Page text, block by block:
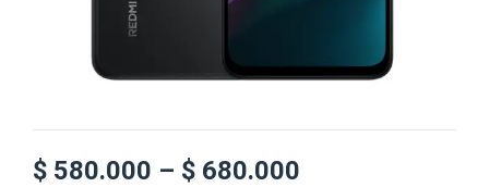
$ 580.000 – $ 680.000